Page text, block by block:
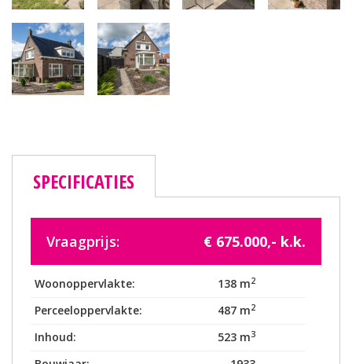
SPECIFICATIES
Vraagprijs: € 675.000,- k.k.
Woonoppervlakte: 138 m2
Perceeloppervlakte: 487 m2
Inhoud: 523 m3